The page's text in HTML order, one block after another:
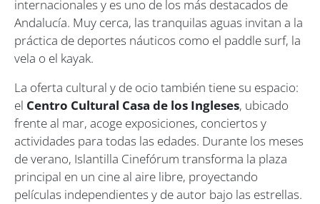
internacionales y es uno de los más destacados de
Andalucía. Muy cerca, las tranquilas aguas invitan a la
práctica de deportes náuticos como el paddle surf, la
vela o el kayak.
La oferta cultural y de ocio también tiene su espacio:
el Centro Cultural Casa de los Ingleses, ubicado
frente al mar, acoge exposiciones, conciertos y
actividades para todas las edades. Durante los meses
de verano, Islantilla Cinefórum transforma la plaza
principal en un cine al aire libre, proyectando
películas independientes y de autor bajo las estrellas.